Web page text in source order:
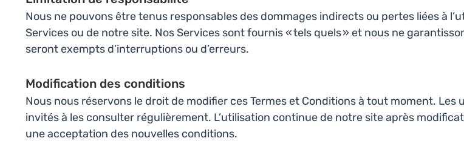
Nous ne pouvons être tenus responsables des dommages indirects ou pertes liées à
Services ou de notre site. Nos Services sont fournis « tels quels » et nous ne
seront exempts d’interruptions ou d’erreurs.
Modification des conditions
Nous nous réservons le droit de modifier ces Termes et Conditions à tout moment. Les
invités à les consulter régulièrement. L’utilisation continue de notre site après
une acceptation des nouvelles conditions.